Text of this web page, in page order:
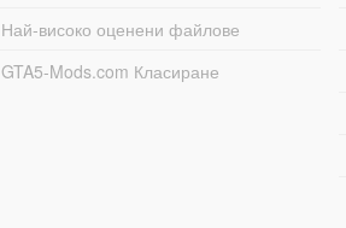
Най-високо оценени файлове
GTA5-Mods.com Класиране